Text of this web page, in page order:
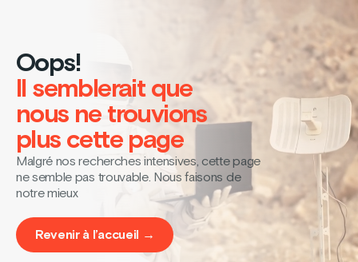
Oops!
Il semblerait que
nous ne trouvions
plus cette page
Malgré nos recherches intensives, cette page
ne semble pas trouvable. Nous faisons de
notre mieux
Revenir à l’accueil →